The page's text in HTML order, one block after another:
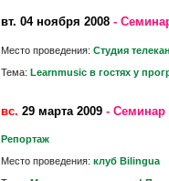
вт. 04 ноября 2008-
Место проведения: Студия
Тема: Learnmusic в гостях у
вс. 29 марта 2009- Семинар
Репортаж
Место проведения: клуб Bilingua